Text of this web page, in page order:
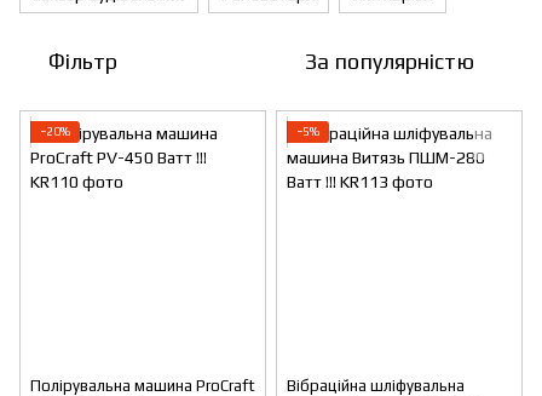
Фільтр За популярністю
−20%
Полірувальна машина ProCraft
−5%
Вібраційна шліфувальна